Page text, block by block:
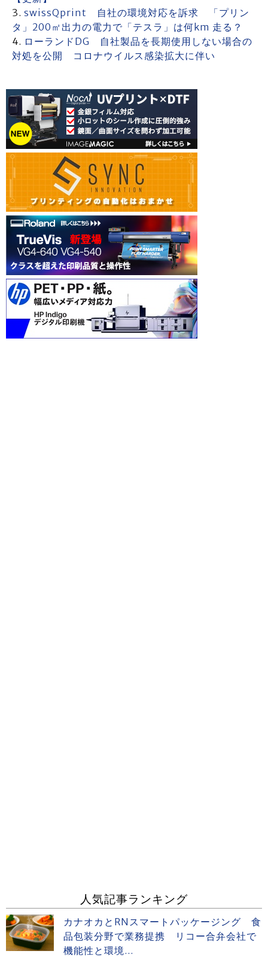
swissQprint 自社の環境対応を訴求 「プリン
タ」200㎡出力の電力で「テスラ」は何km 走る？
ローランドDG 自社製品を長期使用しない場合の
対処を公開 コロナウイルス感染拡大に伴い
人気記事ランキング
カナオカとRNスマートパッケージング 食
品包装分野で業務提携 リコー合弁会社で
機能性と環境...